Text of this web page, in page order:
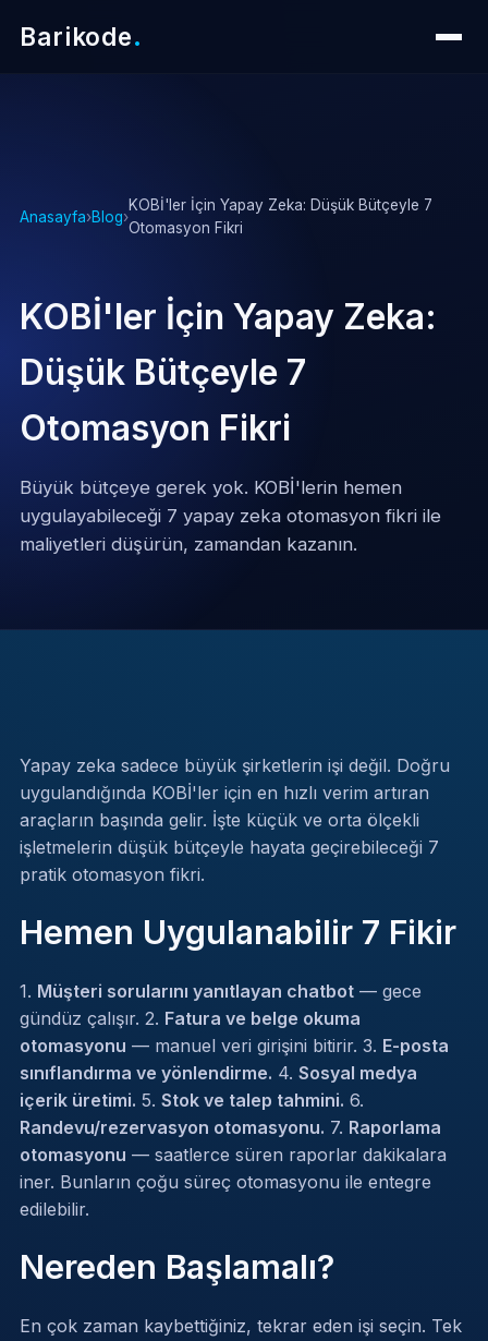
Barikode.
Anasayfa›Blog›
KOBİ'ler İçin Yapay Zeka: Düşük Bütçeyle 7
Otomasyon Fikri
KOBİ'ler İçin Yapay Zeka:
Düşük Bütçeyle 7
Otomasyon Fikri
Büyük bütçeye gerek yok. KOBİ'lerin hemen
uygulayabileceği 7 yapay zeka otomasyon fikri ile
maliyetleri düşürün, zamandan kazanın.
Yapay zeka sadece büyük şirketlerin işi değil. Doğru
uygulandığında KOBİ'ler için en hızlı verim artıran
araçların başında gelir. İşte küçük ve orta ölçekli
işletmelerin düşük bütçeyle hayata geçirebileceği 7
pratik otomasyon fikri.
Hemen Uygulanabilir 7 Fikir
1. Müşteri sorularını yanıtlayan chatbot— gece
gündüz çalışır. 2. Fatura ve belge okuma
otomasyonu — manuel veri girişini bitirir. 3. E-posta
sınıflandırma ve yönlendirme. 4. Sosyal medya
içerik üretimi. 5. Stok ve talep tahmini. 6.
Randevu/rezervasyon otomasyonu. 7. Raporlama
otomasyonu — saatlerce süren raporlar dakikalara
iner. Bunların çoğu süreç otomasyonu ile entegre
edilebilir.
Nereden Başlamalı?
En çok zaman kaybettiğiniz, tekrar eden işi seçin. Tek